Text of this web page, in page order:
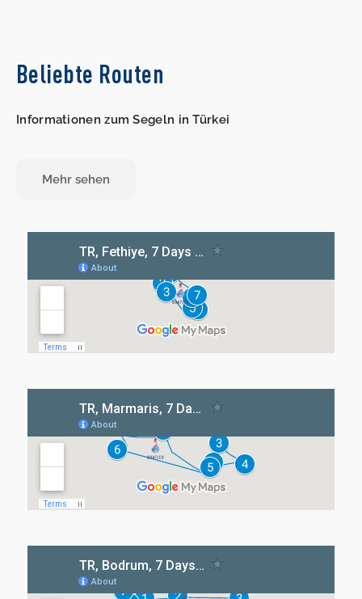
Beliebte Routen
Informationen zum Segeln in Türkei
Mehr sehen